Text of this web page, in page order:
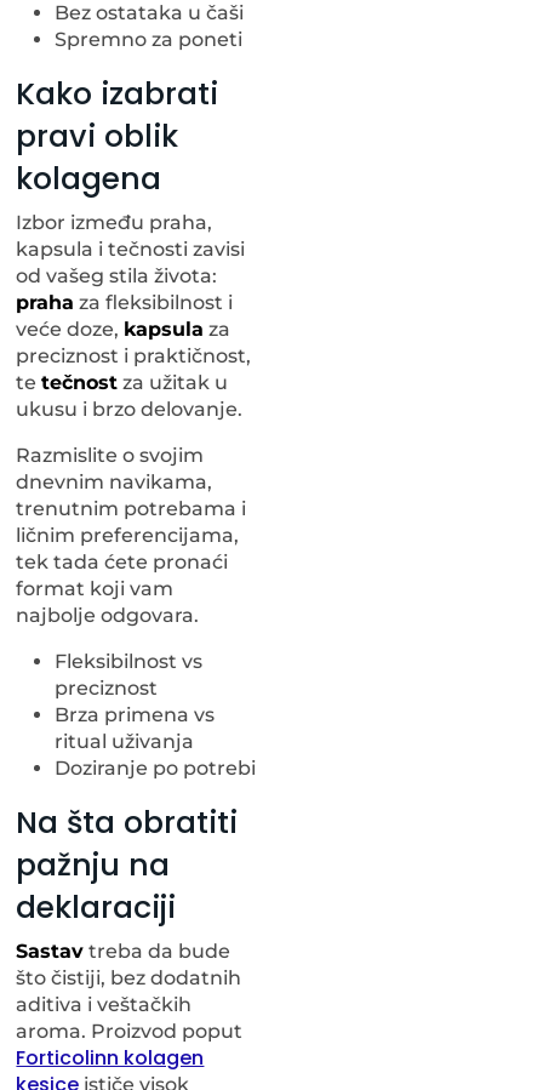
Bez ostataka u čaši
Spremno za poneti
Kako izabrati
pravi oblik
kolagena
Izbor između praha,
kapsula i tečnosti zavisi
od vašeg stila života:
praha za fleksibilnost i
veće doze, kapsula za
preciznost i praktičnost,
tetečnost za užitak u
ukusu i brzo delovanje.
Razmislite o svojim
dnevnim navikama,
trenutnim potrebama i
ličnim preferencijama,
tek tada ćete pronaći
format koji vam
najbolje odgovara.
Fleksibilnost vs
preciznost
Brza primena vs
ritual uživanja
Doziranje po potrebi
Na šta obratiti
pažnju na
deklaraciji
Sastav treba da bude
što čistiji, bez dodatnih
aditiva i veštačkih
aroma. Proizvod poput
Forticolinn kolagen
ističe visok